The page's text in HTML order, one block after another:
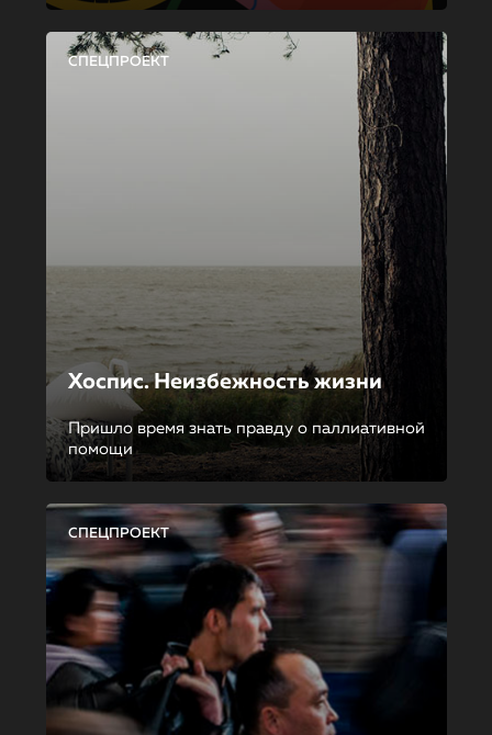
СПЕЦПРОЕКТ
Хоспис. Неизбежность жизни
Пришло время знать правду о паллиативной
помощи
СПЕЦПРОЕКТ